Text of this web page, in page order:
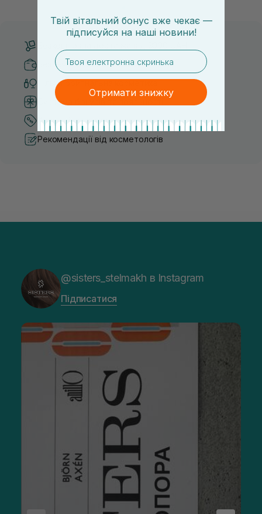
Безпечні способи оплати
Тільки оригінальна косметика
Система бонусів та лояльності
Кращі ціни та топ товари
Рекомендації від косметологів
@sisters_stelmakh в Instagram
Підписатися
Твій вітальний бонус вже чекає —
підписуйся на наші новини!
email
Отримати знижку